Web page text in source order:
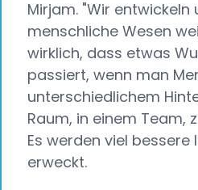
Mirjam. "Wir entwickeln
menschliche Wesen
wirklich, dass etwas
passiert, wenn man
unterschiedlichem
Raum, in einem Team,
Es werden viel bessere
erweckt.